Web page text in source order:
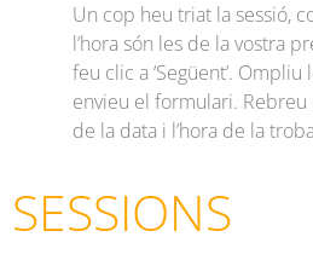
Un cop heu triat la sessió,
l’hora són les de la vostra
feu clic a ‘Següent’. Ompliu
envieu el formulari.
de la data i l’hora de la
SESSIONS